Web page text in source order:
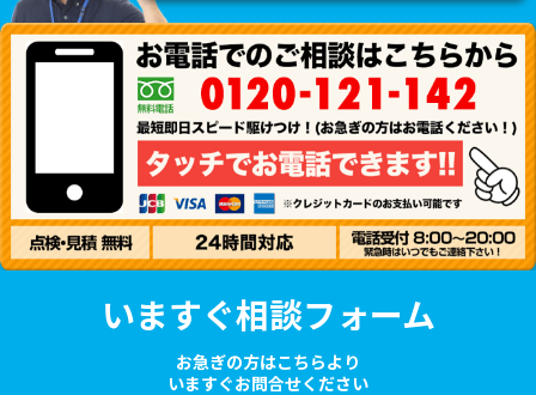
いますぐ相談フォーム
お急ぎの方はこちらより
いますぐお問合せください